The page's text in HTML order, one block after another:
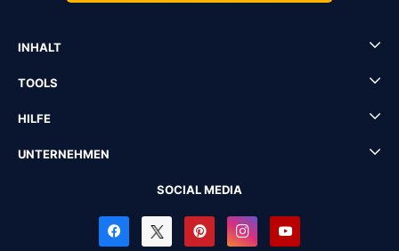
INHALT
TOOLS
HILFE
UNTERNEHMEN
SOCIAL MEDIA